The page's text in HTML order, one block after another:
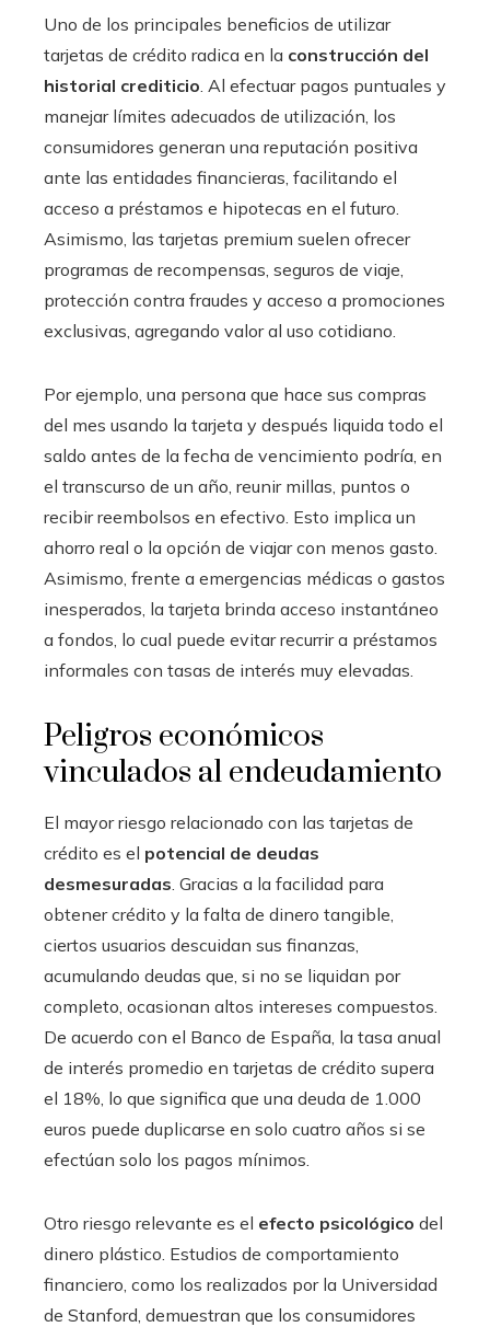
Uno de los principales beneficios de utilizar
tarjetas de crédito radica en la construcción del
historial crediticio . Al efectuar pagos puntuales y
manejar límites adecuados de utilización, los
consumidores generan una reputación positiva
ante las entidades financieras, facilitando el
acceso a préstamos e hipotecas en el futuro.
Asimismo, las tarjetas premium suelen ofrecer
programas de recompensas, seguros de viaje,
protección contra fraudes y acceso a promociones
exclusivas, agregando valor al uso cotidiano.
Por ejemplo, una persona que hace sus compras
del mes usando la tarjeta y después liquida todo el
saldo antes de la fecha de vencimiento podría, en
el transcurso de un año, reunir millas, puntos o
recibir reembolsos en efectivo. Esto implica un
ahorro real o la opción de viajar con menos gasto.
Asimismo, frente a emergencias médicas o gastos
inesperados, la tarjeta brinda acceso instantáneo
a fondos, lo cual puede evitar recurrir a préstamos
informales con tasas de interés muy elevadas.
Peligros económicos
vinculados al endeudamiento
El mayor riesgo relacionado con las tarjetas de
crédito es el potencial de deudas
desmesuradas . Gracias a la facilidad para
obtener crédito y la falta de dinero tangible,
ciertos usuarios descuidan sus finanzas,
acumulando deudas que, si no se liquidan por
completo, ocasionan altos intereses compuestos.
De acuerdo con el Banco de España, la tasa anual
de interés promedio en tarjetas de crédito supera
el 18%, lo que significa que una deuda de 1.000
euros puede duplicarse en solo cuatro años si se
efectúan solo los pagos mínimos.
Otro riesgo relevante es el efecto psicológico del
dinero plástico. Estudios de comportamiento
financiero, como los realizados por la Universidad
de Stanford, demuestran que los consumidores